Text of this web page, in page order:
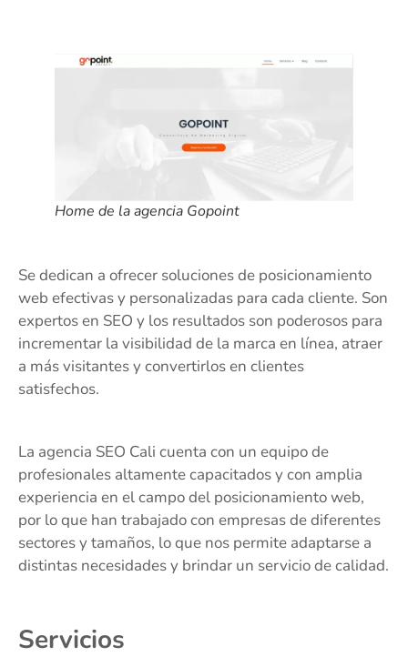
Home de la agencia Gopoint
Se dedican a ofrecer soluciones de posicionamiento
web efectivas y personalizadas para cada cliente. Son
expertos en SEO y los resultados son poderosos para
incrementar la visibilidad de la marca en línea, atraer
a más visitantes y convertirlos en clientes
satisfechos.
La agencia SEO Cali cuenta con un equipo de
profesionales altamente capacitados y con amplia
experiencia en el campo del posicionamiento web,
por lo que han trabajado con empresas de diferentes
sectores y tamaños, lo que nos permite adaptarse a
distintas necesidades y brindar un servicio de calidad.
Servicios